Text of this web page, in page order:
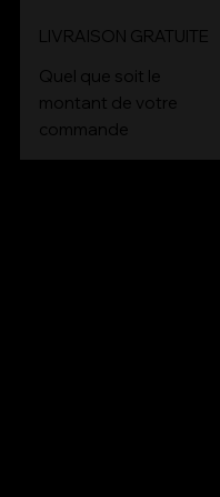
LIVRAISON GRATUITE
Quel que soit le
montant de votre
commande